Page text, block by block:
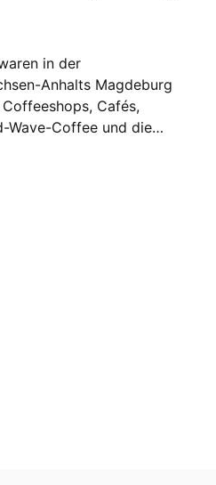
in der
Anhalts Magdeburg
Cafés,
Wave-Coffee und die…